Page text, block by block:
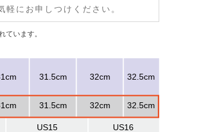
軽にお申しつけください。
います。